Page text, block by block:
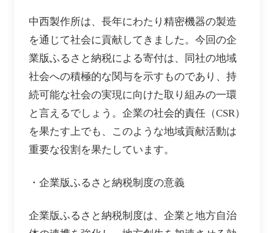
中西製作所は、長年にわたり精密機器の製造
を通じて社会に貢献してきました。今回の企
業版ふるさと納税による寄付は、同社の地域
社会への積極的な関与を示すものであり、持
続可能な社会の実現に向けた取り組みの一環
と言えるでしょう。企業の社会的責任（CSR）
を果たす上でも、このような地域貢献活動は
重要な役割を果たしています。
・企業版ふるさと納税制度の意義
企業版ふるさと納税制度は、企業と地方自治